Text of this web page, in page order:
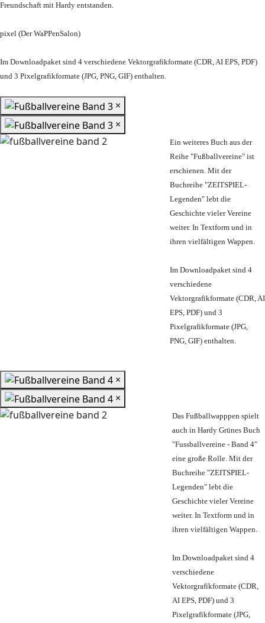
Freundschaft mit Hardy entstanden.
pixel (Der WaPPenSalon)
Im Downloadpaket sind 4 verschiedene Vektorgrafikformate (CDR, AI EPS, PDF)
und 3 Pixelgrafikformate (JPG, PNG, GIF) enthalten.
×
×
Ein weiteres Buch aus der
Reihe "Fußballvereine" ist
erschienen. Mit der
Buchreihe "ZEITSPIEL-
Legenden" lebt die
Geschichte vieler Vereine
weiter. In Textform und in
ihren vielfältigen Wappen.
Im Downloadpaket sind 4
verschiedene
Vektorgrafikformate (CDR, AI
EPS, PDF) und 3
Pixelgrafikformate (JPG,
PNG, GIF) enthalten.
×
×
Das Fußballwapppen spielt
auch in Hardy Grünes Buch
"Fussballvereine - Band 4"
eine große Rolle. Mit der
Buchreihe "ZEITSPIEL-
Legenden" lebt die
Geschichte vieler Vereine
weiter. In Textform und in
ihren vielfältigen Wappen.
Im Downloadpaket sind 4
verschiedene
Vektorgrafikformate (CDR,
AI EPS, PDF) und 3
Pixelgrafikformate (JPG,